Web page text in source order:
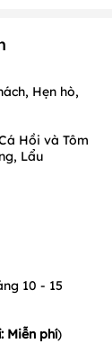
Hẹn hò,
Hồi và Tôm
Lẩu
10 - 15
Miễn phí)